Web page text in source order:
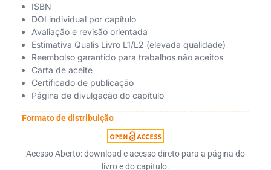
ISBN
DOI individual por capítulo
Avaliação e revisão orientada
Estimativa Qualis Livro L1/L2 (elevada qualidade)
Reembolso garantido para trabalhos não aceitos
Carta de aceite
Certificado de publicação
Página de divulgação do capítulo
Formato de distribuição
Acesso Aberto: download e acesso direto para a página do
livro e do capítulo.